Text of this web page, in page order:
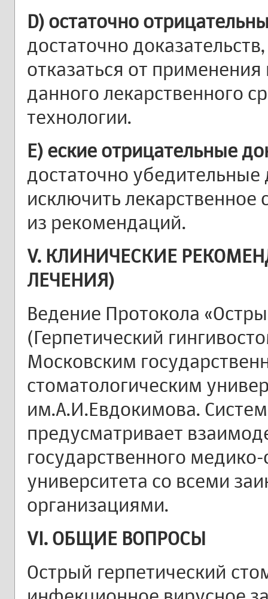
D) остаточно
достаточно
отказаться от
данного лекарственного
технологии.
E) еские отрицательные
достаточно убедительные
исключить
из рекомендаций.
V. КЛИНИЧЕСКИЕ
ЛЕЧЕНИЯ)
Ведение Протокола
(Герпетический
Московским
стоматологическим
им.А.И.Евдокимова.
предусматривает
государственного
университета со всеми
организациями.
VI. ОБЩИЕ ВОПРОСЫ
Острый герпетический